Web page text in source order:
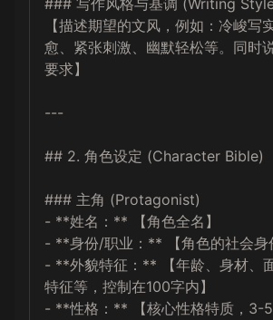
### 写作风格与基调 (Writing
【描述期望的文风，例如：冷峻写
愈、紧张刺激、幽默轻松等。同时
要求】
---
## 2. 角色设定 (Character Bible)
### 主角 (Protagonist)
- **姓名：** 【角色全名】
- **身份/职业：** 【角色的社会身
- **外貌特征：** 【年龄、身材、
特征等，控制在100字内】
- **性格：** 【核心性格特质，3-